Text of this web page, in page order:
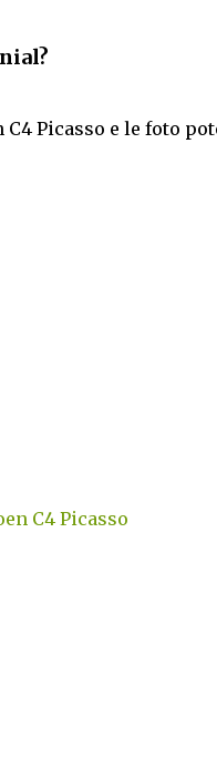
Picasso e le foto
C4 Picasso